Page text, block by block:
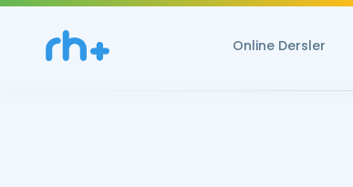
Online Dersler